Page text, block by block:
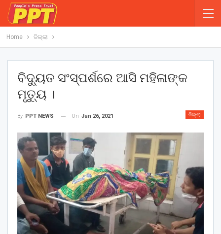
Home ଜିଲ୍ଲା
ବିଦ୍ୟୁତ ସଂସ୍ପର୍ଶରେ ଆସି ମହିଳାଙ୍କ
ମୃତ୍ୟୁ ।
ଜିଲ୍ଲା
By PPT NEWS On Jun 26, 2021